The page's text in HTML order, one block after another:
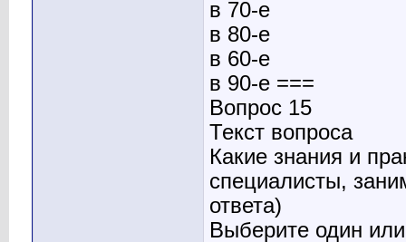
в 70-е
в 80-е
в 60-е
в 90-е ===
Вопрос 15
Текст вопроса
Какие знания и
специалисты,
ответа)
Выберите один